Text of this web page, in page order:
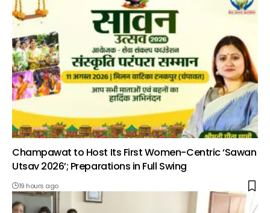
Champawat to Host Its First Women-Centric ‘Sawan
Utsav 2026’; Preparations in Full Swing
19 hours ago